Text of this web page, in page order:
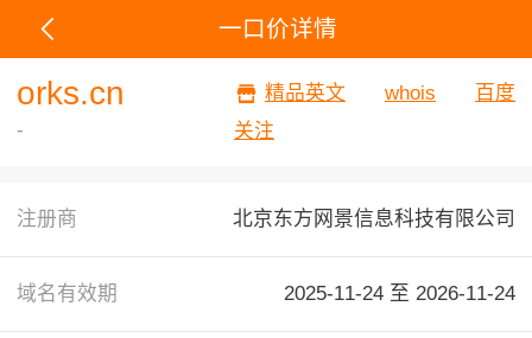
一口价详情
orks.cn
-
精品英文 whois
百度
关注
注册商 北京东方网景信息科技有限公司
域名有效期 2025-11-24 至 2026-11-24